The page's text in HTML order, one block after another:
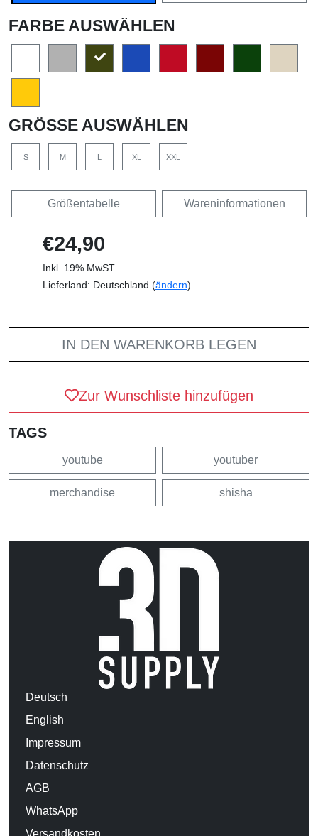
FARBE AUSWÄHLEN
GRÖSSE AUSWÄHLEN
S M L XL XXL
Größentabelle Wareninformationen
€24,90
Inkl. 19% MwST
Lieferland: Deutschland (ändern)
IN DEN WARENKORB LEGEN
Zur Wunschliste hinzufügen
TAGS
youtube youtuber
merchandise shisha
Deutsch
English
Impressum
Datenschutz
AGB
WhatsApp